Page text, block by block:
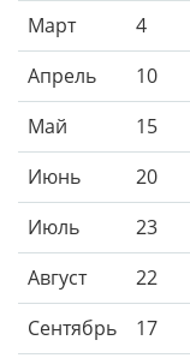
Март
4
Апрель
10
Май
15
Июнь
20
Июль
23
Август
22
Сентябрь
17